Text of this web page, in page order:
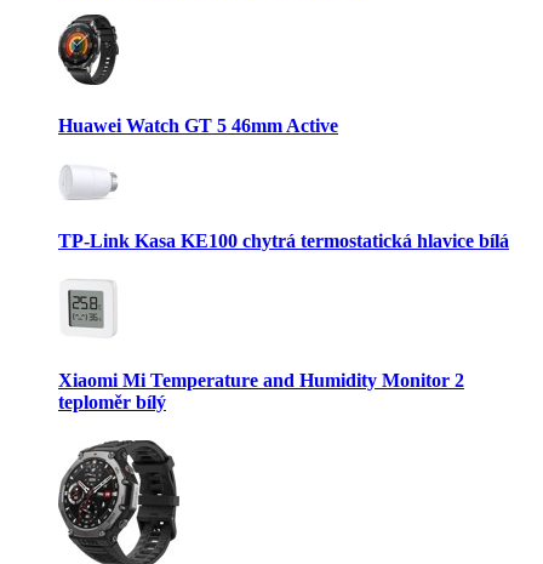
Huawei Watch GT 5 46mm Active
TP-Link Kasa KE100 chytrá termostatická hlavice bílá
Xiaomi Mi Temperature and Humidity Monitor 2
teploměr bílý